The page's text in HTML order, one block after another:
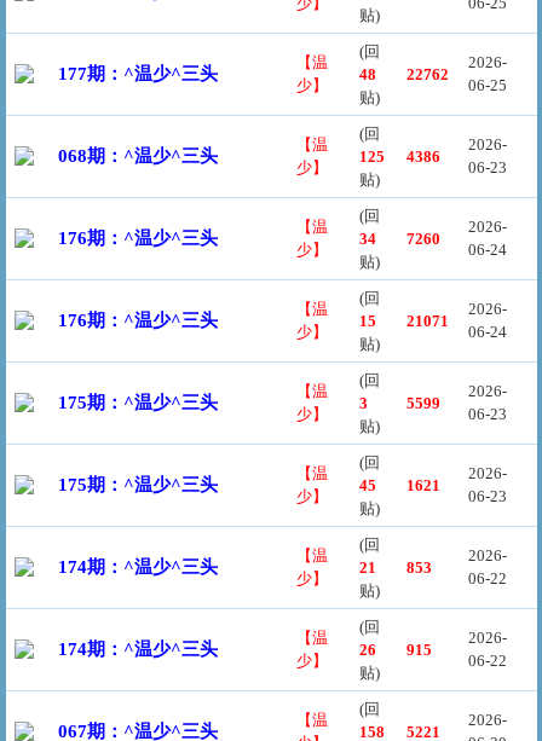
贴)
177期：^温少^三头
【温
少】
(回
48
贴)
22762
2026-
06-25
068期：^温少^三头
【温
少】
(回
125
贴)
4386
2026-
06-23
176期：^温少^三头
【温
少】
(回
34
贴)
7260
2026-
06-24
176期：^温少^三头
【温
少】
(回
15
贴)
21071
2026-
06-24
175期：^温少^三头
【温
少】
(回
3
贴)
5599
2026-
06-23
175期：^温少^三头
【温
少】
(回
45
贴)
1621
2026-
06-23
174期：^温少^三头
【温
少】
(回
21
贴)
853
2026-
06-22
174期：^温少^三头
【温
少】
(回
26
贴)
915
2026-
06-22
067期：^温少^三头
【温
(回
158
5221
2026-